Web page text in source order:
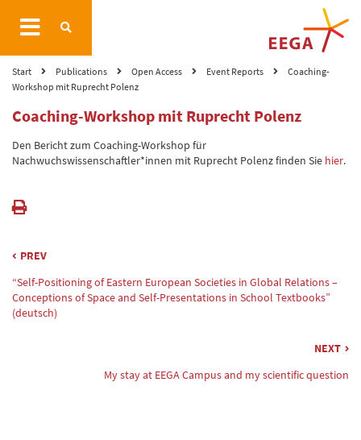
Start Publications Open Access Event Reports
Coaching-
Workshop mit Ruprecht Polenz
Coaching-Workshop mit Ruprecht Polenz
Den Bericht zum Coaching-Workshop für
Nachwuchswissenschaftler*innen mit Ruprecht Polenz finden Sie hier.
PREV
“Self-Positioning of Eastern European Societies in Global Relations –
Conceptions of Space and Self-Presentations in School Textbooks”
(deutsch)
NEXT
My stay at EEGA Campus and my scientific question